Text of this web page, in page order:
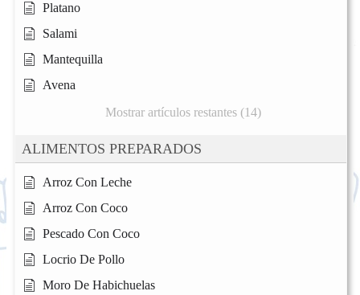
Platano
Salami
Mantequilla
Avena
Mostrar artículos restantes (14)
ALIMENTOS PREPARADOS
Arroz Con Leche
Arroz Con Coco
Pescado Con Coco
Locrio De Pollo
Moro De Habichuelas